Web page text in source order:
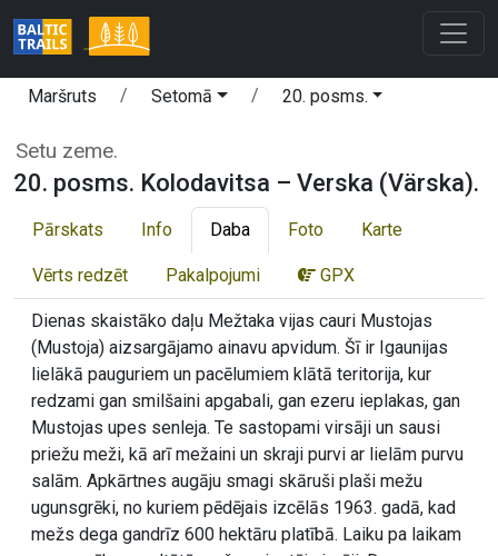
Maršruts Setomā 20. posms.
Setu zeme.
20. posms. Kolodavitsa – Verska (Värska).
Pārskats Info Daba Foto Karte
Vērts redzēt Pakalpojumi GPX
Dienas skaistāko daļu Mežtaka vijas cauri Mustojas
(Mustoja) aizsargājamo ainavu apvidum. Šī ir Igaunijas
lielākā pauguriem un pacēlumiem klātā teritorija, kur
redzami gan smilšaini apgabali, gan ezeru ieplakas, gan
Mustojas upes senleja. Te sastopami virsāji un sausi
priežu meži, kā arī mežaini un skraji purvi ar lielām purvu
salām. Apkārtnes augāju smagi skāruši plaši mežu
ugunsgrēki, no kuriem pēdējais izcēlās 1963. gadā, kad
mežs dega gandrīz 600 hektāru platībā. Laiku pa laikam